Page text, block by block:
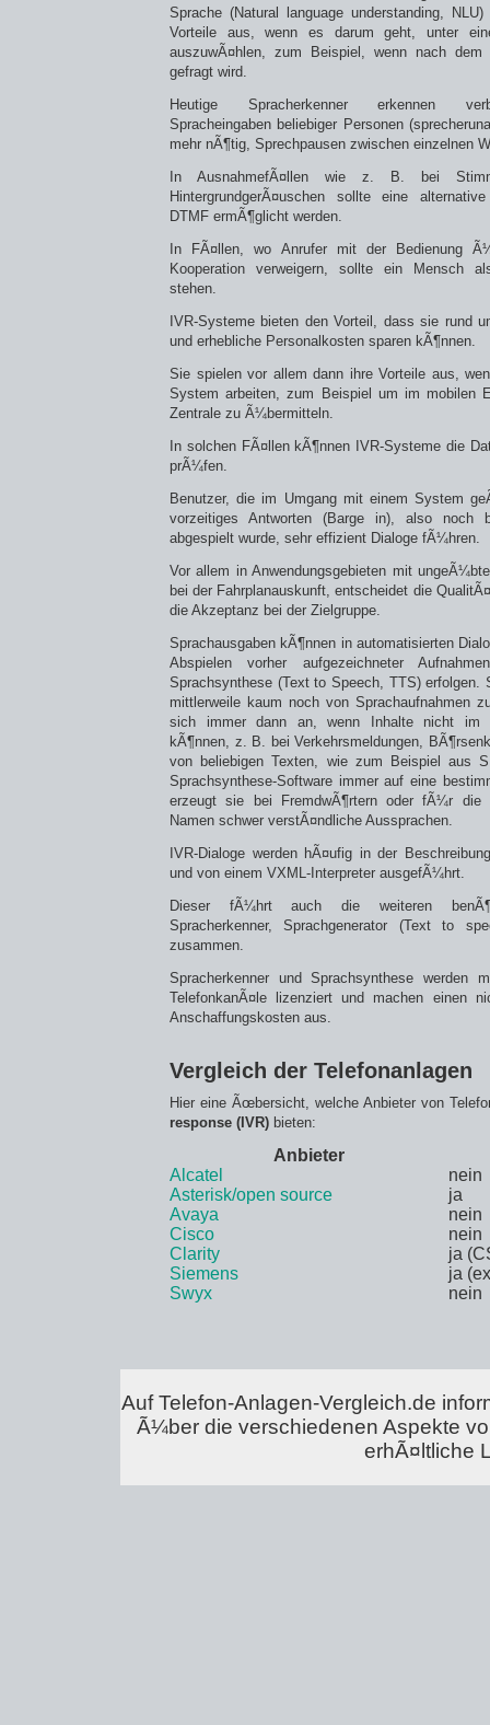
Sprache (Natural language understanding,
Vorteile aus, wenn es darum geht, unter
auszuwÃ¤hlen, zum Beispiel, wenn nach dem
gefragt wird.
Heutige Spracherkenner erkennen
Spracheingaben beliebiger Personen
mehr nÃ¶tig, Sprechpausen zwischen einzelnen
In AusnahmefÃ¤llen wie z. B. bei
HintergrundgerÃ¤uschen sollte eine
DTMF ermÃ¶glicht werden.
In FÃ¤llen, wo Anrufer mit der Bedienung
Kooperation verweigern, sollte ein Mensch
stehen.
IVR-Systeme bieten den Vorteil, dass sie rund
und erhebliche Personalkosten sparen kÃ¶nnen.
Sie spielen vor allem dann ihre Vorteile aus,
System arbeiten, zum Beispiel um im mobilen
Zentrale zu Ã¼bermitteln.
In solchen FÃ¤llen kÃ¶nnen IVR-Systeme die
prÃ¼fen.
Benutzer, die im Umgang mit einem System
vorzeitiges Antworten (Barge in), also noch
abgespielt wurde, sehr effizient Dialoge fÃ¼hren.
Vor allem in Anwendungsgebieten mit
bei der Fahrplanauskunft, entscheidet die
die Akzeptanz bei der Zielgruppe.
Sprachausgaben kÃ¶nnen in automatisierten
Abspielen vorher aufgezeichneter
Sprachsynthese (Text to Speech, TTS) erfolgen.
mittlerweile kaum noch von Sprachaufnahmen
sich immer dann an, wenn Inhalte nicht im
kÃ¶nnen, z. B. bei Verkehrsmeldungen,
von beliebigen Texten, wie zum Beispiel aus
Sprachsynthese-Software immer auf eine
erzeugt sie bei FremdwÃ¶rtern oder fÃ¼r die
Namen schwer verstÃ¤ndliche Aussprachen.
IVR-Dialoge werden hÃ¤ufig in der
und von einem VXML-Interpreter ausgefÃ¼hrt.
Dieser fÃ¼hrt auch die weiteren
Spracherkenner, Sprachgenerator (Text to
zusammen.
Spracherkenner und Sprachsynthese werden
TelefonkanÃ¤le lizenziert und machen einen
Anschaffungskosten aus.
Vergleich der Telefonanlagen
Hier eine Ãœbersicht, welche Anbieter von
response (IVR) bieten:
Anbieter
Alcatel
nein
Asterisk/open source
ja
Avaya
nein
Cisco
nein
Clarity
ja
Siemens
ja
Swyx
nein
Auf Telefon-Anlagen-Vergleich.de
Ã¼ber die verschiedenen Aspekte
erhÃ¤ltliche